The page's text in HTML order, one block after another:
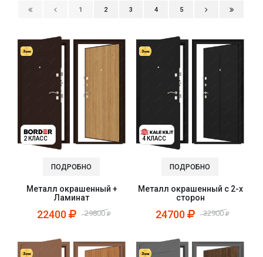
1 2 3 4 5
2 КЛАСС
ПОДРОБНО
Металл окрашенный +
Ламинат
22400 29800
4 КЛАСС
ПОДРОБНО
Металл окрашенный с 2-х
сторон
24700 32900